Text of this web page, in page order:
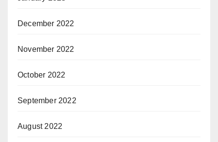
December 2022
November 2022
October 2022
September 2022
August 2022